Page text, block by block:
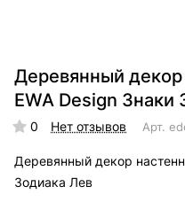
Деревянный
EWA Design Знаки
0 Нет отзывов Арт.
Деревянный декор
Зодиака Лев